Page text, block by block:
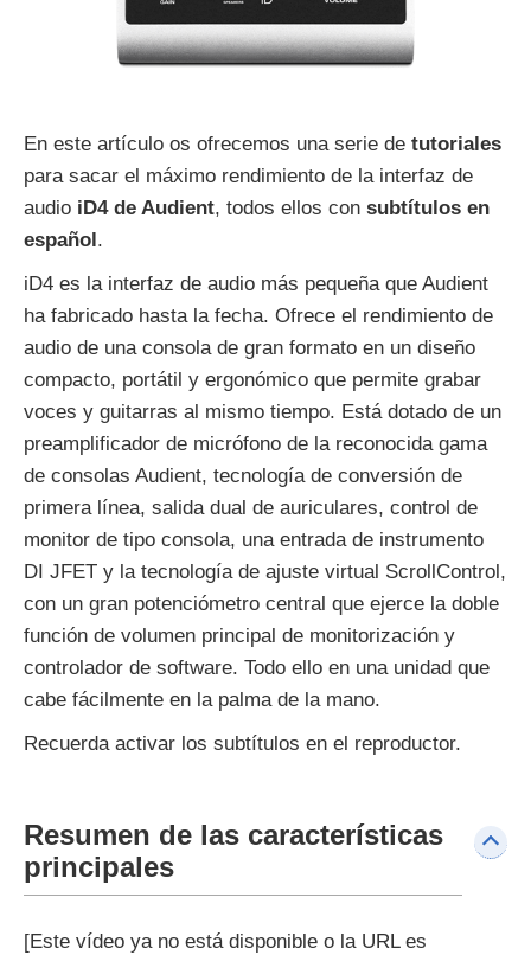
En este artículo os ofrecemos una serie de tutoriales
para sacar el máximo rendimiento de la interfaz de
audio iD4 de Audient, todos ellos con subtítulos en
español.
iD4 es la interfaz de audio más pequeña que Audient
ha fabricado hasta la fecha. Ofrece el rendimiento de
audio de una consola de gran formato en un diseño
compacto, portátil y ergonómico que permite grabar
voces y guitarras al mismo tiempo. Está dotado de un
preamplificador de micrófono de la reconocida gama
de consolas Audient, tecnología de conversión de
primera línea, salida dual de auriculares, control de
monitor de tipo consola, una entrada de instrumento
DI JFET y la tecnología de ajuste virtual ScrollControl,
con un gran potenciómetro central que ejerce la doble
función de volumen principal de monitorización y
controlador de software. Todo ello en una unidad que
cabe fácilmente en la palma de la mano.
Recuerda activar los subtítulos en el reproductor.
Resumen de las características
principales
[Este vídeo ya no está disponible o la URL es